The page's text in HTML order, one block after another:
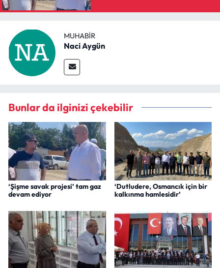
MUHABIR
Naci Aygün
Bunlar da ilginizi çekebilir
‘Şişme savak projesi’ tam gaz
devam ediyor
‘Dutludere, Osmancık için bir
kalkınma hamlesidir’